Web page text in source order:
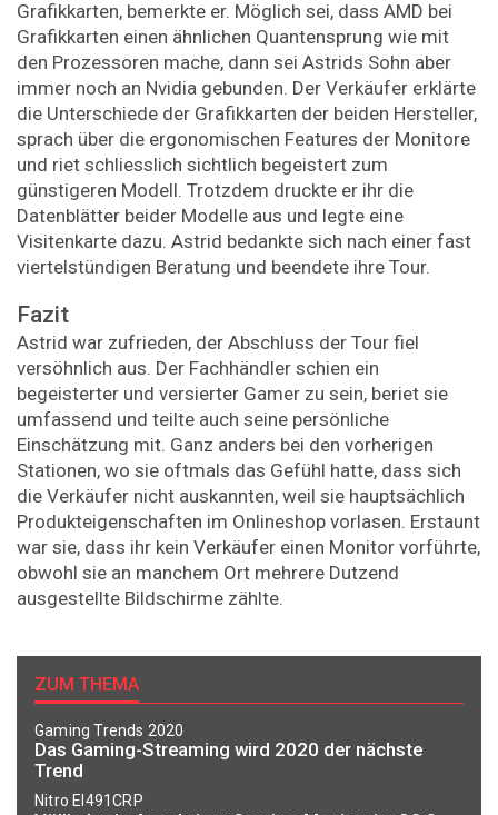
Grafikkarten, bemerkte er. Möglich sei, dass AMD bei
Grafikkarten einen ähnlichen Quantensprung wie mit
den Prozessoren mache, dann sei Astrids Sohn aber
immer noch an Nvidia gebunden. Der Verkäufer erklärte
die Unterschiede der Grafikkarten der beiden Hersteller,
sprach über die ergonomischen Features der Monitore
und riet schliesslich sichtlich begeistert zum
günstigeren Modell. Trotzdem druckte er ihr die
Datenblätter beider Modelle aus und legte eine
Visitenkarte dazu. Astrid bedankte sich nach einer fast
viertelstündigen Beratung und beendete ihre Tour.
Fazit
Astrid war zufrieden, der Abschluss der Tour fiel
versöhnlich aus. Der Fachhändler schien ein
begeisterter und versierter Gamer zu sein, beriet sie
umfassend und teilte auch seine persönliche
Einschätzung mit. Ganz anders bei den vorherigen
Stationen, wo sie oftmals das Gefühl hatte, dass sich
die Verkäufer nicht auskannten, weil sie hauptsächlich
Produkteigenschaften im Onlineshop vorlasen. Erstaunt
war sie, dass ihr kein Verkäufer einen Monitor vorführte,
obwohl sie an manchem Ort mehrere Dutzend
ausgestellte Bildschirme zählte.
ZUM THEMA
Gaming Trends 2020
Das Gaming-Streaming wird 2020 der nächste
Trend
Nitro EI491CRP